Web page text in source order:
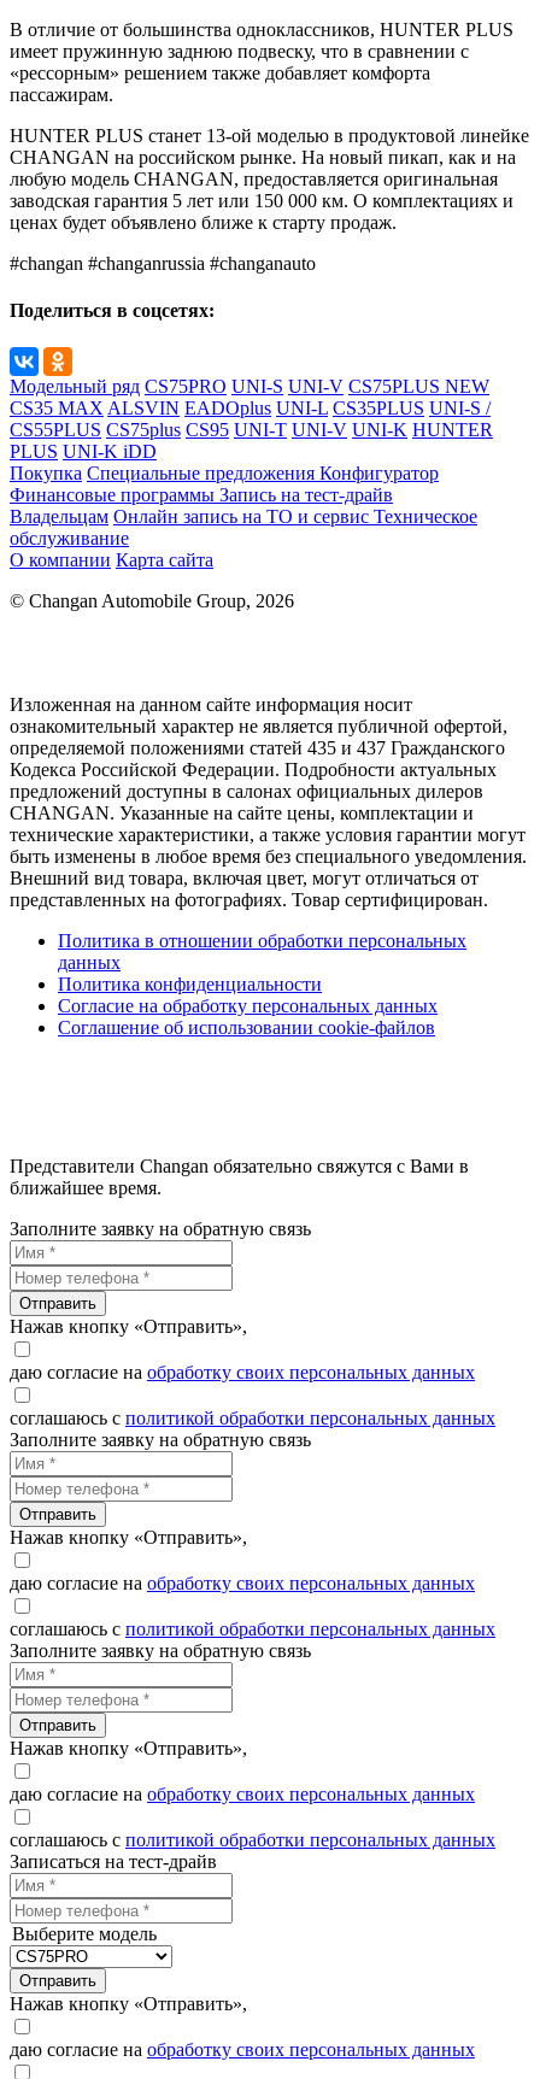
В отличие от большинства одноклассников, HUNTER PLUS
имеет пружинную заднюю подвеску, что в сравнении с
«рессорным» решением также добавляет комфорта
пассажирам.
HUNTER PLUS станет 13-ой моделью в продуктовой линейке
CHANGAN на российском рынке. На новый пикап, как и на
любую модель CHANGAN, предоставляется оригинальная
заводская гарантия 5 лет или 150 000 км. О комплектациях и
ценах будет объявлено ближе к старту продаж.
#changan #changanrussia #changanauto
Поделиться в соцсетях:
Модельный ряд CS75PRO UNI-S UNI-V CS75PLUS NEW
CS35 MAX ALSVIN EADOplus UNI-L CS35PLUS UNI-S /
CS55PLUS CS75plus CS95 UNI-T UNI-V UNI-K HUNTER
PLUS UNI-K iDD
Покупка Специальные предложения Конфигуратор
Финансовые программы Запись на тест-драйв
Владельцам Онлайн запись на ТО и сервис Техническое
обслуживание
О компании Карта сайта
© Changan Automobile Group, 2026
Изложенная на данном сайте информация носит
ознакомительный характер не является публичной офертой,
определяемой положениями статей 435 и 437 Гражданского
Кодекса Российской Федерации. Подробности актуальных
предложений доступны в салонах официальных дилеров
CHANGAN. Указанные на сайте цены, комплектации и
технические характеристики, а также условия гарантии могут
быть изменены в любое время без специального уведомления.
Внешний вид товара, включая цвет, могут отличаться от
представленных на фотографиях. Товар сертифицирован.
Политика в отношении обработки персональных
данных
Политика конфиденциальности
Согласие на обработку персональных данных
Соглашение об использовании cookie-файлов
Представители Changan обязательно свяжутся с Вами в
ближайшее время.
Заполните заявку на обратную связь
Отправить
Нажав кнопку «Отправить»,
даю согласие на обработку своих персональных данных
соглашаюсь с политикой обработки персональных данных
Заполните заявку на обратную связь
Отправить
Нажав кнопку «Отправить»,
даю согласие на обработку своих персональных данных
соглашаюсь с политикой обработки персональных данных
Заполните заявку на обратную связь
Отправить
Нажав кнопку «Отправить»,
даю согласие на обработку своих персональных данных
соглашаюсь с политикой обработки персональных данных
Записаться на тест-драйв
Выберите модель
Отправить
Нажав кнопку «Отправить»,
даю согласие на обработку своих персональных данных